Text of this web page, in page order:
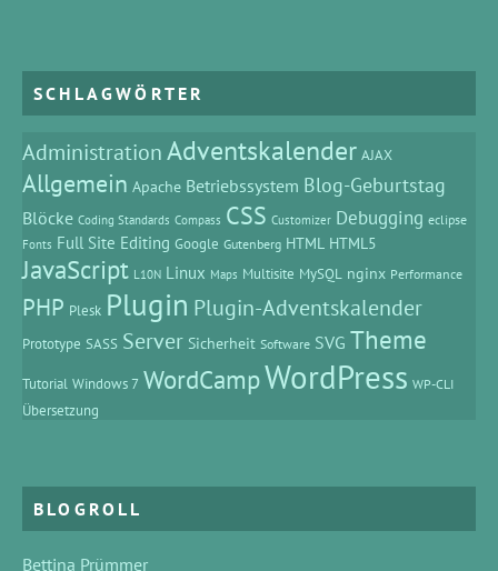
SCHLAGWÖRTER
AdministrationAdventskalender AJAX
Allgemein Apache Betriebssystem Blog-Geburtstag
Blöcke Coding Standards Compass CSS Customizer Debugging eclipse
Fonts Full Site Editing Google Gutenberg HTML HTML5
JavaScript L10N Linux Maps Multisite MySQL nginx Performance
PHP Plesk Plugin Plugin-Adventskalender
Prototype SASS Server Sicherheit Software SVG Theme
Tutorial Windows 7 WordCampWordPress WP-CLI
Übersetzung
BLOGROLL
Bettina Prümmer